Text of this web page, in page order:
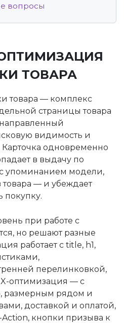
вопросы
ТОВАРА
товара — комплекс
страницы товара
видимость и
одновременно
в выдачу по
упоминанием модели,
— и убеждает
покупку.
при работе с
но решают разные
работает с title, h1,
перелинковкой,
оптимизация — с
размерным рядом и
доставкой и оплатой,
кнопки призыва к